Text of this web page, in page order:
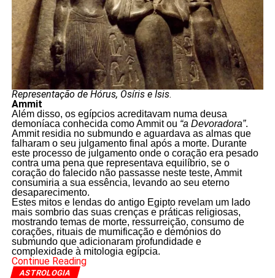
Representação de Hórus, Osíris e Ísis.
Ammit
Além disso, os egípcios acreditavam numa deusa
demoníaca conhecida como Ammit ou “a Devoradora”.
Ammit residia no submundo e aguardava as almas que
falharam o seu julgamento final após a morte. Durante
este processo de julgamento onde o coração era pesado
contra uma pena que representava equilíbrio, se o
coração do falecido não passasse neste teste, Ammit
consumiria a sua essência, levando ao seu eterno
desaparecimento.
Estes mitos e lendas do antigo Egipto revelam um lado
mais sombrio das suas crenças e práticas religiosas,
mostrando temas de morte, ressurreição, consumo de
corações, rituais de mumificação e demónios do
submundo que adicionaram profundidade e
complexidade à mitologia egípcia.
Continue Reading
ASTROLOGIA